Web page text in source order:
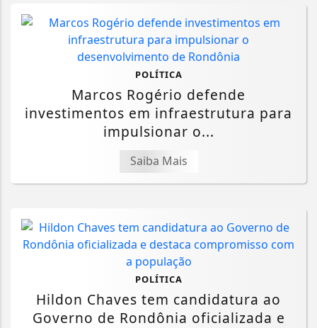
POLÍTICA
Marcos Rogério defende
investimentos em infraestrutura para
impulsionar o...
Saiba Mais
POLÍTICA
Hildon Chaves tem candidatura ao
Governo de Rondônia oficializada e